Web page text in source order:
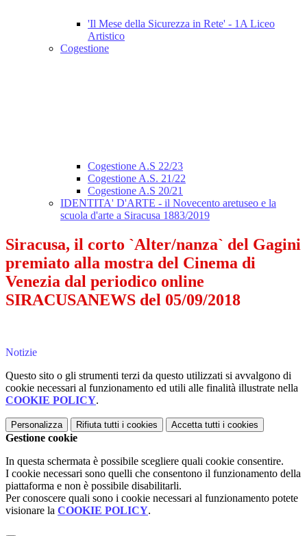
'Il Mese della Sicurezza in Rete' - 1A Liceo
Artistico
Cogestione
Cogestione A.S 22/23
Cogestione A.S. 21/22
Cogestione A.S 20/21
IDENTITA' D'ARTE - il Novecento aretuseo e la
scuola d'arte a Siracusa 1883/2019
Siracusa, il corto `Alter/nanza` del Gagini
premiato alla mostra del Cinema di
Venezia dal periodico online
SIRACUSANEWS del 05/09/2018
Notizie
Questo sito o gli strumenti terzi da questo utilizzati si avvalgono di
cookie necessari al funzionamento ed utili alle finalità illustrate nella
COOKIE POLICY.
Personalizza Rifiuta tutti i cookies Accetta tutti i cookies
Gestione cookie
In questa schermata è possibile scegliere quali cookie consentire.
I cookie necessari sono quelli che consentono il funzionamento della
piattaforma e non è possibile disabilitarli.
Per conoscere quali sono i cookie necessari al funzionamento potete
visionare la COOKIE POLICY.